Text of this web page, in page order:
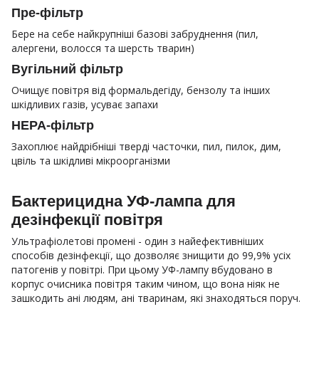
Пре-фільтр
Бере на себе найкрупніші базові забруднення (пил,
алергени, волосся та шерсть тварин)
Вугільний фільтр
Очищує повітря від формальдегіду, бензолу та інших
шкідливих газів, усуває запахи
HEPA-фільтр
Захоплює найдрібніші тверді часточки, пил, пилок, дим,
цвіль та шкідливі мікроорганізми
Бактерицидна УФ-лампа для
дезінфекції повітря
Ультрафіолетові промені - один з найефективніших
способів дезінфекції, що дозволяє знищити до 99,9% усіх
патогенів у повітрі. При цьому УФ-лампу вбудовано в
корпус очисника повітря таким чином, що вона ніяк не
зашкодить ані людям, ані тваринам, які знаходяться поруч.